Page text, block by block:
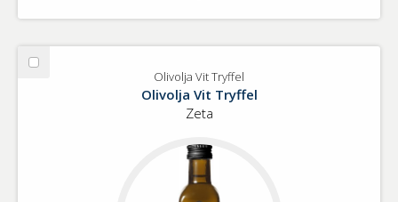
Välj
Olivolja Vit Tryffel
Olivolja Vit Tryffel
Zeta